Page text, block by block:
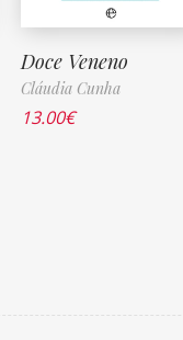
Doce Veneno
Cláudia Cunha
13.00€